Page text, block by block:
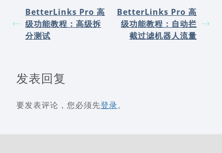
BetterLinks Pro 高
级功能教程：高级拆
分测试
BetterLinks Pro 高
级功能教程：自动拦
截过滤机器人流量
发表回复
要发表评论，您必须先登录。